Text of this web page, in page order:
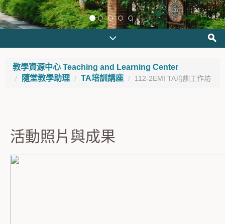
教學資源中心 Teaching and Learning Center
隨堂教學助理
TA培訓講座 112-2EMI TA培訓工作坊
活動照片與成果